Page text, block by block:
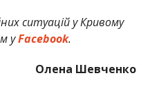
ситуацій у Кривому
уFacebook.
Олена Шевченко